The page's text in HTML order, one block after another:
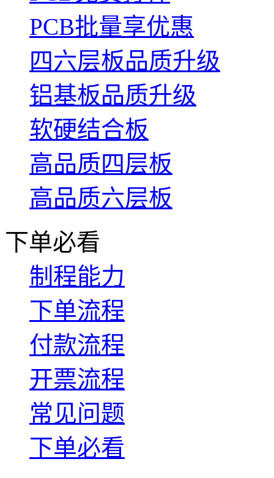
PCB批量享优惠
四六层板品质升级
铝基板品质升级
软硬结合板
高品质四层板
高品质六层板
下单必看
制程能力
下单流程
付款流程
开票流程
常见问题
下单必看